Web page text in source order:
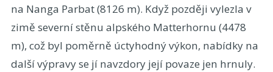
na Nanga Parbat (8126 m). Když později vylezla v
zimě severní stěnu alpského Matterhornu (4478
m), což byl poměrně úctyhodný výkon, nabídky na
další výpravy se jí navzdory její povaze jen hrnuly.